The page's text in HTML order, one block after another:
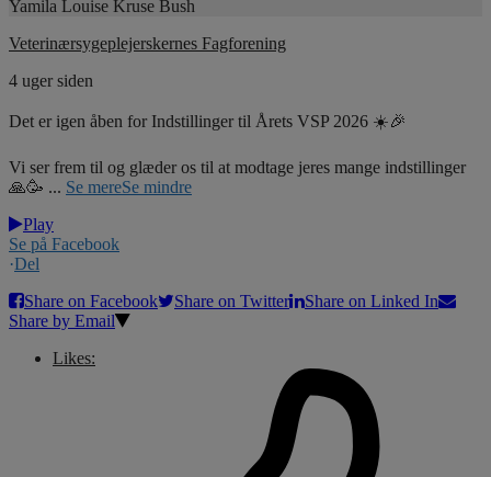
Yamila Louise Kruse Bush
Veterinærsygeplejerskernes Fagforening
4 uger siden
Det er igen åben for Indstillinger til Årets VSP 2026 ☀️🎉
Vi ser frem til og glæder os til at modtage jeres mange indstillinger
🙏🥳 ... Se mereSe mindre
Play
Se på Facebook
·Del
Share on Facebook
Share on Twitter
Share on Linked In
Share by Email
Likes: